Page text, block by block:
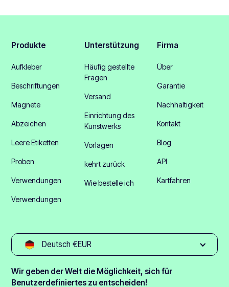
Produkte
Aufkleber
Beschriftungen
Magnete
Abzeichen
Leere Etiketten
Proben
Verwendungen
Verwendungen
Unterstützung
Häufig gestellte
Fragen
Versand
Einrichtung des
Kunstwerks
Vorlagen
kehrt zurück
Wie bestelle ich
Firma
Über
Garantie
Nachhaltigkeit
Kontakt
Blog
API
Kartfahren
Deutsch €EUR
Wir geben der Welt die Möglichkeit, sich für
Benutzerdefiniertes zu entscheiden!